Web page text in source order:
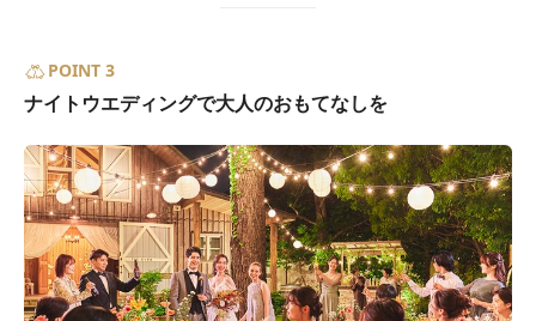
POINT 3
ナイトウエディングで大人のおもてなしを